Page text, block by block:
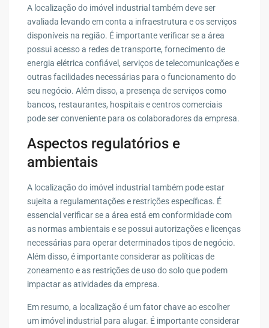
A localização do imóvel industrial também deve ser
avaliada levando em conta a infraestrutura e os serviços
disponíveis na região. É importante verificar se a área
possui acesso a redes de transporte, fornecimento de
energia elétrica confiável, serviços de telecomunicações e
outras facilidades necessárias para o funcionamento do
seu negócio. Além disso, a presença de serviços como
bancos, restaurantes, hospitais e centros comerciais
pode ser conveniente para os colaboradores da empresa.
Aspectos regulatórios e
ambientais
A localização do imóvel industrial também pode estar
sujeita a regulamentações e restrições específicas. É
essencial verificar se a área está em conformidade com
as normas ambientais e se possui autorizações e licenças
necessárias para operar determinados tipos de negócio.
Além disso, é importante considerar as políticas de
zoneamento e as restrições de uso do solo que podem
impactar as atividades da empresa.
Em resumo, a localização é um fator chave ao escolher
um imóvel industrial para alugar. É importante considerar